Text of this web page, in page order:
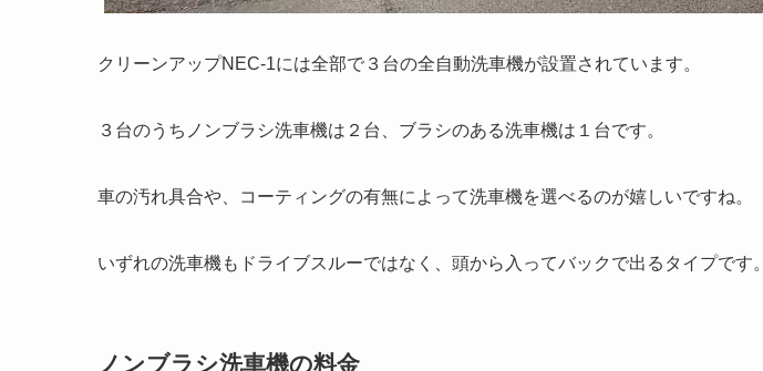
クリーンアップNEC-1には全部で３台の全自動洗車機が設置されています。
３台のうちノンブラシ洗車機は２台、ブラシのある洗車機は１台です。
車の汚れ具合や、コーティングの有無によって洗車機を選べるのが嬉しいですね。
いずれの洗車機もドライブスルーではなく、頭から入ってバックで出るタイプです。
ノンブラシ洗車機の料金